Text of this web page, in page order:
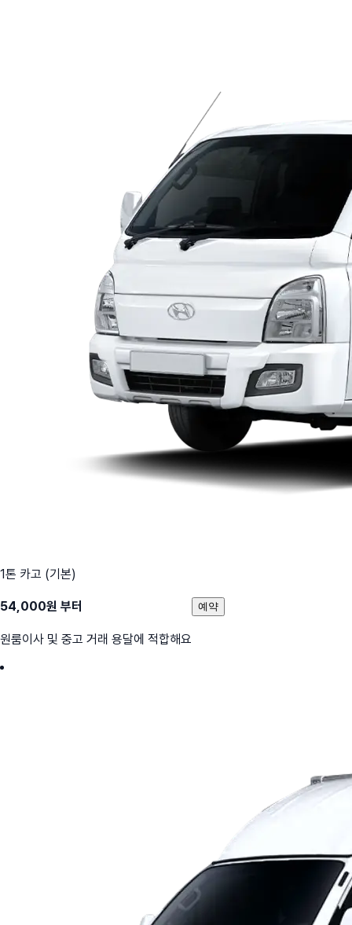
1톤 카고 (기본)
54,000원 부터
원룸이사 및 중고 거래 용달에 적합해요
예약